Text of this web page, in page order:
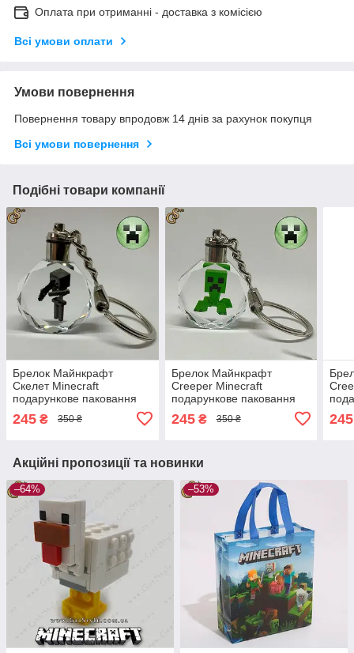
Оплата при отриманні - доставка з комісією
Всі умови оплати
Умови повернення
Повернення товару впродовж 14 днів за рахунок покупця
Всі умови повернення
Подібні товари компанії
Брелок Майнкрафт
Скелет Minecraft
подарункове паковання
245 ₴ 350 ₴
Брелок Майнкрафт
Creeper Minecraft
подарункове паковання
245₴ 350 ₴ 245
Акційні пропозиції та новинки
–64% –53%